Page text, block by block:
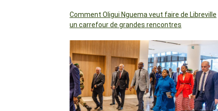
Comment Oligui Nguema veut faire de Libreville
un carrefour de grandes rencontres